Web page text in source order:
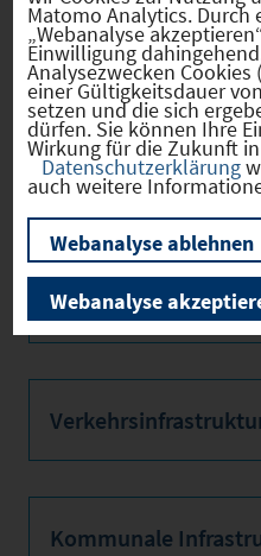
Firmenstandorte
Bevölkerung
Sozialvers.
Kommunale
Matomo Analytics.
„Webanalyse
Einwilligung
Analysezwecken
einer Gültigkeitsdauer
setzen und die sich
dürfen. Sie können Ihre
Wirkung für die Zukunft
Datenschutzerklärung
auch weitere
Webanalyse ablehnen
Webanalyse